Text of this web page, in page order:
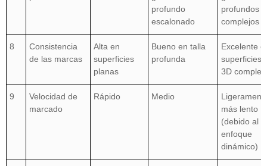
profundo
escalonado
profundos
complejos
8
Consistencia
de las marcas
Alta en
superficies
planas
Bueno en talla
profunda
Excelente
superficies
3D
9
Velocidad de
marcado
Rápido Medio
más lento
(debido al
enfoque
dinámico)